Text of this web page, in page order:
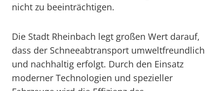
nicht zu beeinträchtigen.
Die Stadt Rheinbach legt großen Wert darauf,
dass der Schneeabtransport umweltfreundlich
und nachhaltig erfolgt. Durch den Einsatz
moderner Technologien und spezieller